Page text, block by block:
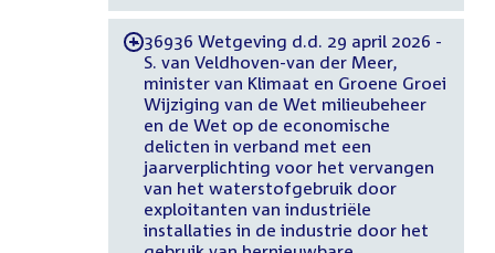
-36936 Wetgeving d.d. 29 april 2026 -
S. van Veldhoven-van der Meer,
minister van Klimaat en Groene Groei
Wijziging van de Wet milieubeheer
en de Wet op de economische
delicten in verband met een
jaarverplichting voor het vervangen
van het waterstofgebruik door
exploitanten van industriële
installaties in de industrie door het